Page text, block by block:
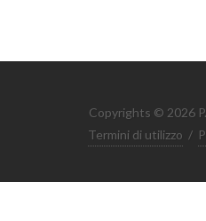
Copyrights © 2026
Termini di utilizzo /